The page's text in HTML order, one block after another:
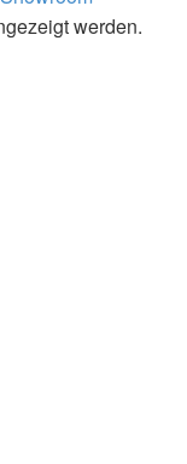
werden.